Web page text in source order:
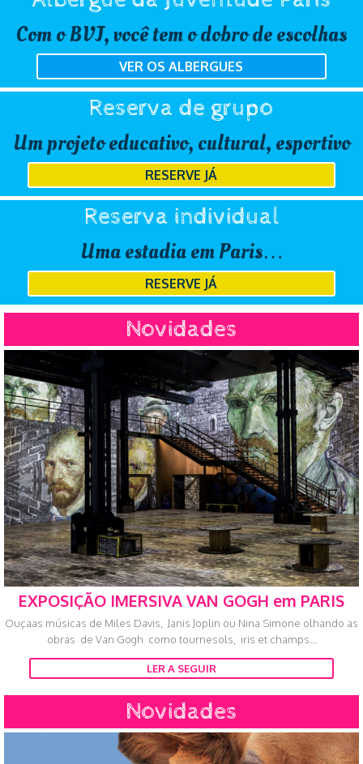
Com o BVJ, você tem o dobro de escolhas
VER OS ALBERGUES
Reserva de grupo
Um projeto educativo, cultural, esportivo
RESERVE JÁ
Reserva individual
Uma estadia em Paris…
RESERVE JÁ
Novidades
EXPOSIÇÃO IMERSIVA VAN GOGH em PARIS
Ouçaas músicas de Miles Davis, Janis Joplin ou Nina Simone olhando as
obras de Van Gogh como tournesols, iris et champs...
LER A SEGUIR
Novidades